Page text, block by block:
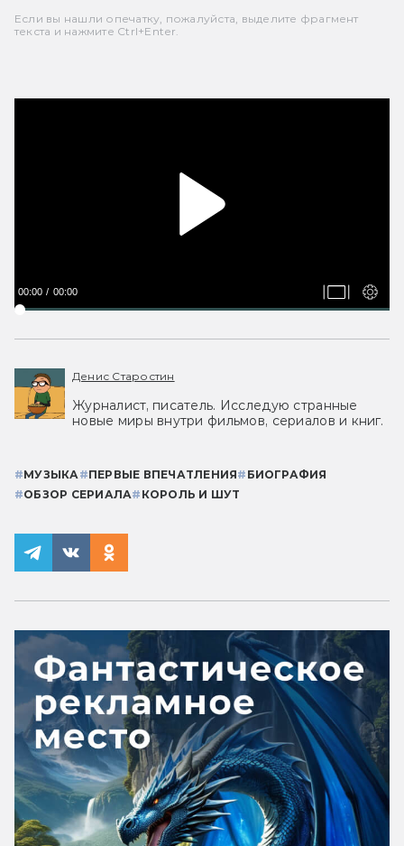
Если вы нашли опечатку, пожалуйста, выделите фрагмент
текста и нажмите Ctrl+Enter.
00:00 00:00
Денис Старостин
Журналист, писатель. Исследую странные
новые миры внутри фильмов, сериалов и книг.
#МУЗЫКА#ПЕРВЫЕ ВПЕЧАТЛЕНИЯ# БИОГРАФИЯ
#ОБЗОР СЕРИАЛА# КОРОЛЬ И ШУТ